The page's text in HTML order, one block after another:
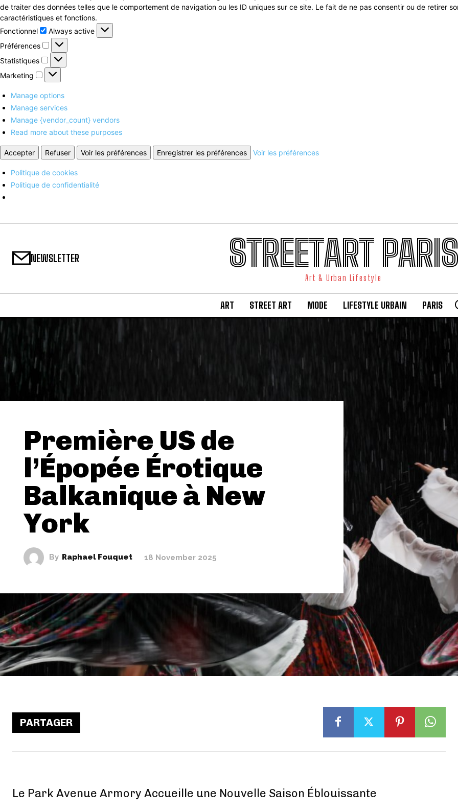
de traiter des données telles que le comportement de navigation ou les ID uniques sur ce site. Le fait de ne pas consentir ou de retirer
caractéristiques et fonctions.
Fonctionnel
Fonctionnel
Always active
Préférences
Préférences
Statistiques Statistiques
Marketing Marketing
Manage options
Manage services
Manage {vendor_count} vendors
Read more about these purposes
Accepter Refuser Voir les préférences Enregistrer les préférences Voir les préférences
Politique de cookies
Politique de confidentialité
NEWSLETTER STREETART PARIS
Art & Urban Lifestyle
ART STREET ART MODE LIFESTYLE URBAIN PARIS
Première US de
l’Épopée Érotique
Balkanique à New
York
By Raphael Fouquet 18 November 2025
PARTAGER
Le Park Avenue Armory Accueille une Nouvelle Saison Éblouissante